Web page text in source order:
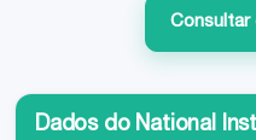
Consultar
Dados do National